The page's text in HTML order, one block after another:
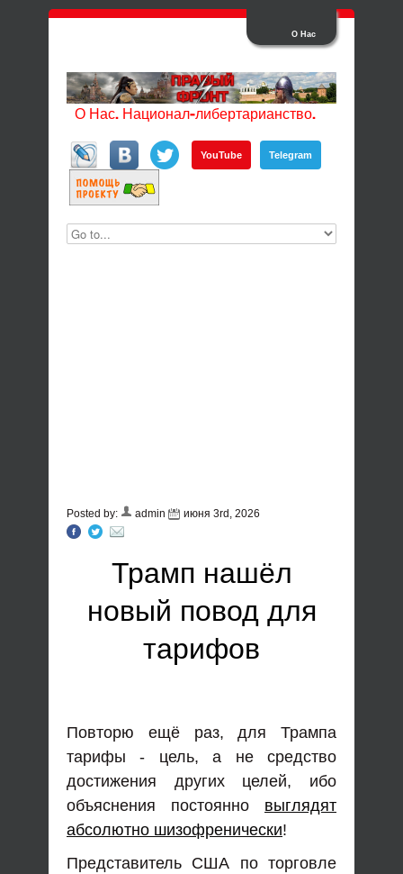
О Нас
О Нас. Национал-либертарианство.
YouTube Telegram
Posted by: admin июня 3rd, 2026
Трамп нашёл
новый повод для
тарифов
Повторю ещё раз, для Трампа
тарифы - цель, а не средство
достижения других целей, ибо
объяснения постоянно выглядят
абсолютно шизофренически!
Представитель США по торговле